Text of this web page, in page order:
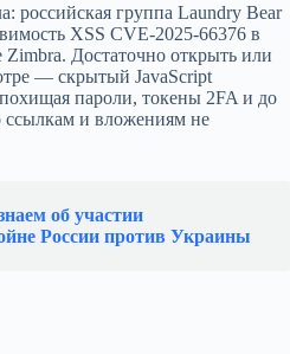
российская группа Laundry Bear
XSS CVE-2025-66376 в
Zimbra. Достаточно открыть или
— скрытый JavaScript
пароли, токены 2FA и до
и вложениям не
об участии
России против Украины